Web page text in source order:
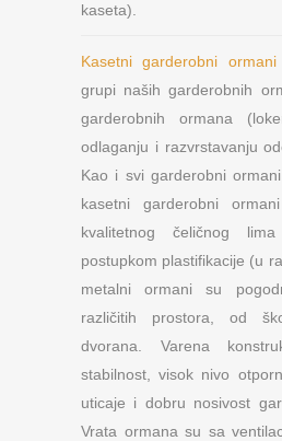
kaseta).
Kasetni garderobni ormani
grupi naših garderobnih
garderobnih ormana
odlaganju i razvrstavanju
Kao i svi garderobni
kasetni garderobni
kvalitetnog čeličnog
postupkom plastifikacije (u
metalni ormani su
različitih prostora, od
dvorana. Varena
stabilnost, visok nivo
uticaje i dobru nosivost
Vrata ormana su sa